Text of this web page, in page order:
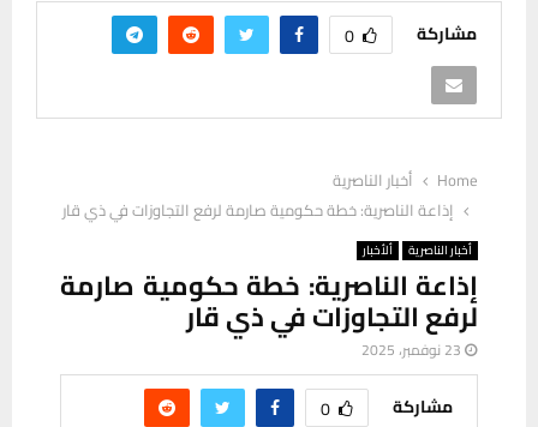
مشاركة 0
Home
أخبار الناصرية
إذاعة الناصرية: خطة حكومية صارمة لرفع التجاوزات في ذي قار
أخبار الناصرية ألأخبار
إذاعة الناصرية: خطة حكومية صارمة
لرفع التجاوزات في ذي قار
23 نوفمبر، 2025
مشاركة 0